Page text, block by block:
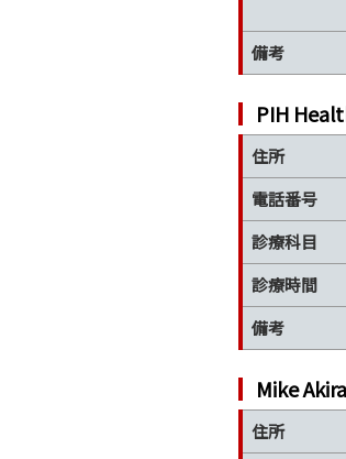
備考
PIH
住所
電話番号
診療科目
診療時間
備考
Mike
住所